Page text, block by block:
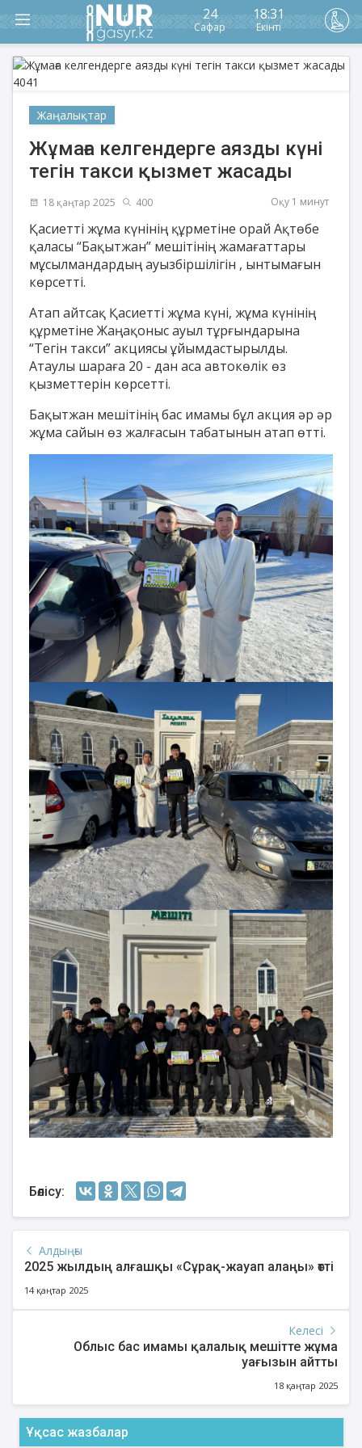
24
Сафар
18:31
Екінті
Жаңалықтар
Жұмаға келгендерге аязды күні
тегін такси қызмет жасады
18 қаңтар 2025 400 Оқу 1 минут
Қасиетті жұма күнінің құрметіне орай Ақтөбе
қаласы “Бақытжан” мешітінің жамағаттары
мұсылмандардың ауызбіршілігін , ынтымағын
көрсетті.
Атап айтсақ Қасиетті жұма күні, жұма күнінің
құрметіне Жаңақоныс ауыл тұрғындарына
“Тегін такси” акциясы ұйымдастырылды.
Атаулы шараға 20 - дан аса автокөлік өз
қызметтерін көрсетті.
Бақытжан мешітінің бас имамы бұл акция әр әр
жұма сайын өз жалғасын табатынын атап өтті.
Бөлісу:
Алдыңғы
2025 жылдың алғашқы «Сұрақ-жауап алаңы» өтті
14 қаңтар 2025
Келесі
Облыс бас имамы қалалық мешітте жұма
уағызын айтты
18 қаңтар 2025
Ұқсас жазбалар